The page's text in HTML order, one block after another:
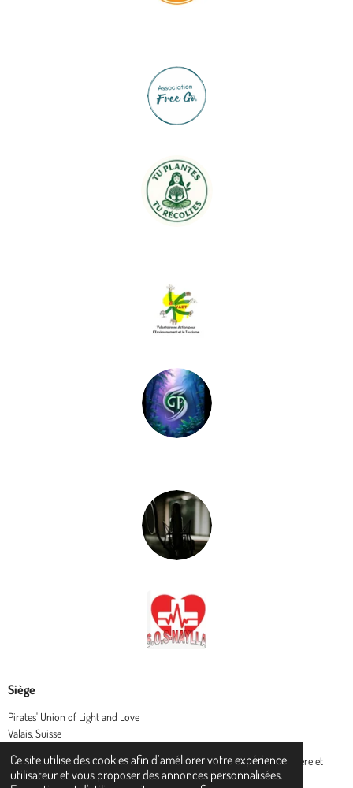
Ce site utilise des cookies afin d’améliorer votre expérience
utilisateur et vous proposer des annonces personnalisées.
Siège
Pirates' Union of Light and Love
Valais, Suisse
© 2024 Pirates' Union of Light and Love - L' Union des Pirates de lumière et
amour (P.U.L.L.)